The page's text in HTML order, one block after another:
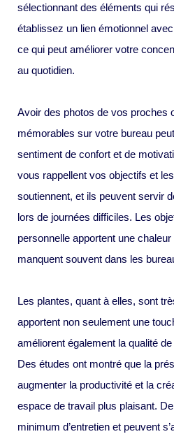
sélectionnant des éléments qui
établissez un lien émotionnel
ce qui peut améliorer votre
au quotidien.
Avoir des photos de vos proches
mémorables sur votre bureau
sentiment de confort et de
vous rappellent vos objectifs et
soutiennent, et ils peuvent servir
lors de journées difficiles. Les
personnelle apportent une
manquent souvent dans les
Les plantes, quant à elles, sont
apportent non seulement une
améliorent également la qualité
Des études ont montré que la
augmenter la productivité et la
espace de travail plus plaisant.
minimum d’entretien et peuvent